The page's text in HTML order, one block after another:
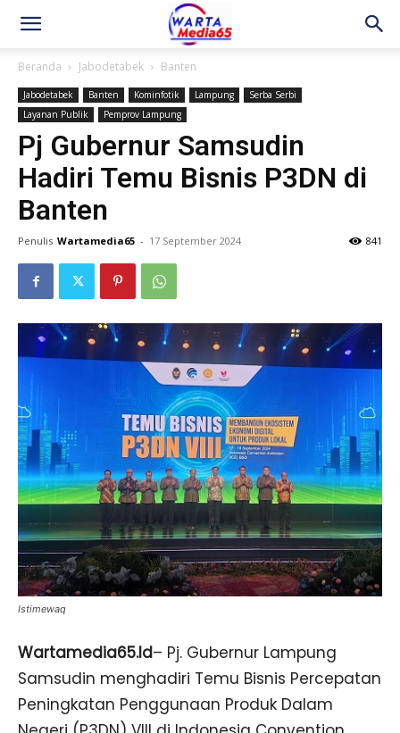
Beranda Jabodetabek Banten
Jabodetabek Banten Kominfotik Lampung
Serba Serbi
Layanan Publik
Pemprov Lampung
Pj Gubernur Samsudin
Hadiri Temu Bisnis P3DN di
Banten
Penulis Wartamedia65 - 17 September 2024 841
Istimewaq
Wartamedia65.Id– Pj. Gubernur Lampung
Samsudin menghadiri Temu Bisnis Percepatan
Peningkatan Penggunaan Produk Dalam